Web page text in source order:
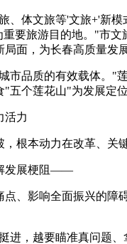
、体文旅等'文旅+'新
要旅游目的地。"市
面，为长春高质量发
市品质的有效载体。"
五个莲花山"为发展定
活力
根本动力在改革、关
发展梗阻——
、影响全面振兴的障
进，越要瞄准真问题